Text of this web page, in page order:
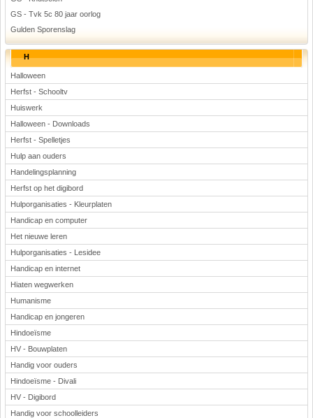
GS - Tvk 5c 80 jaar oorlog
Gulden Sporenslag
H
Halloween
Herfst - Schooltv
Huiswerk
Halloween - Downloads
Herfst - Spelletjes
Hulp aan ouders
Handelingsplanning
Herfst op het digibord
Hulporganisaties - Kleurplaten
Handicap en computer
Het nieuwe leren
Hulporganisaties - Lesidee
Handicap en internet
Hiaten wegwerken
Humanisme
Handicap en jongeren
Hindoeïsme
HV - Bouwplaten
Handig voor ouders
Hindoeïsme - Divali
HV - Digibord
Handig voor schoolleiders